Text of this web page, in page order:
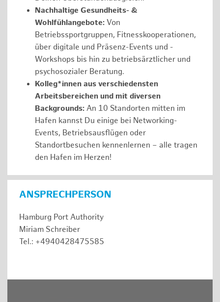
Nachhaltige Gesundheits- &
Wohlfühlangebote: Von
Betriebssportgruppen, Fitnesskooperationen,
über digitale und Präsenz-Events und -
Workshops bis hin zu betriebsärztlicher und
psychosozialer Beratung.
Kolleg*innen aus verschiedensten
Arbeitsbereichen und mit diversen
Backgrounds: An 10 Standorten mitten im
Hafen kannst Du einige bei Networking-
Events, Betriebsausflügen oder
Standortbesuchen kennenlernen – alle tragen
den Hafen im Herzen!
ANSPRECHPERSON
Hamburg Port Authority
Miriam Schreiber
Tel.: +4940428475585